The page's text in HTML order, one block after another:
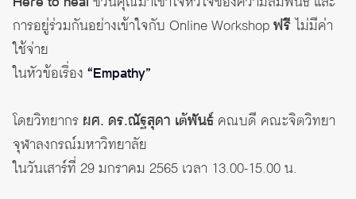
การอยู่ร่วมกันอย่างเข้าใจกับ Online Workshopฟรีไม่มีค่า
ใช้จ่าย
ในหัวข้อเรื่อง “Empathy”
โดยวิทยากร ผศ. ดร.ณัฐสุดา เต้พันธ์ คณบดี คณะจิตวิทยา
จุฬาลงกรณ์มหาวิทยาลัย
ในวันเสาร์ที่ 29 มกราคม 2565 เวลา 13.00-15.00 น.